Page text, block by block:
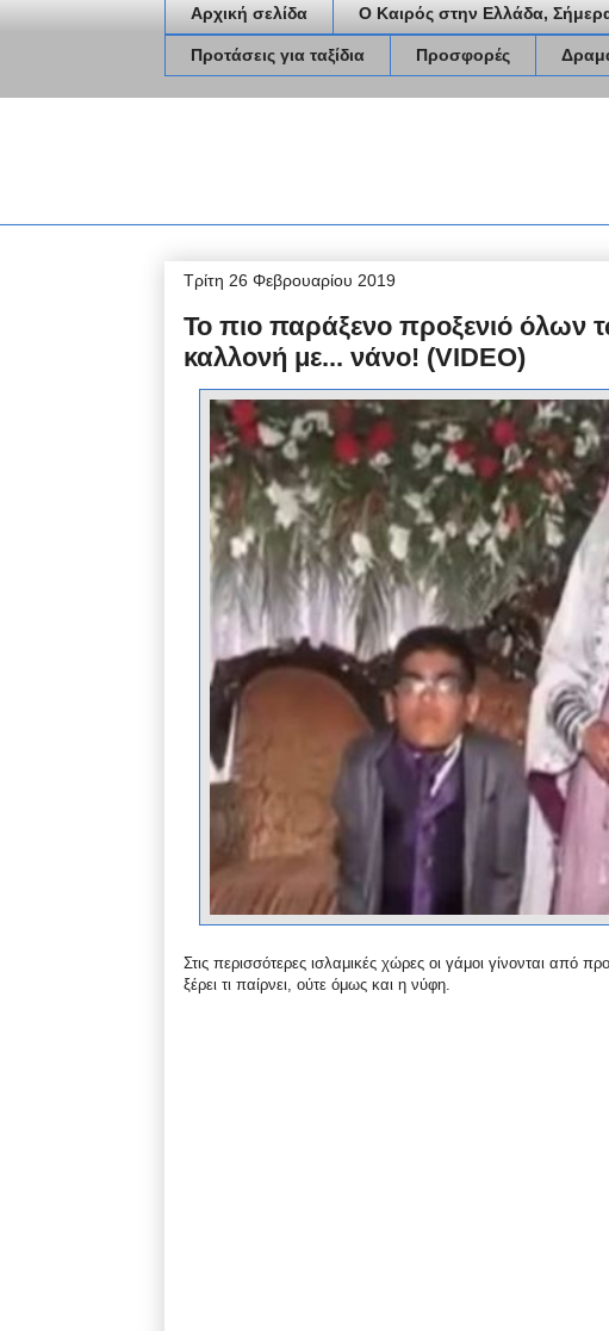
Αρχική σελίδα Ο Καιρός στην Ελλάδα,
Προτάσεις για ταξίδια Προσφορές
Τρίτη 26 Φεβρουαρίου 2019
Το πιο παράξενο προξενιό
καλλονή με... νάνο! (VIDEO)
Στις περισσότερες ισλαμικές χώρες οι γάμοι γίνονται από
ξέρει τι παίρνει, ούτε όμως και η νύφη.